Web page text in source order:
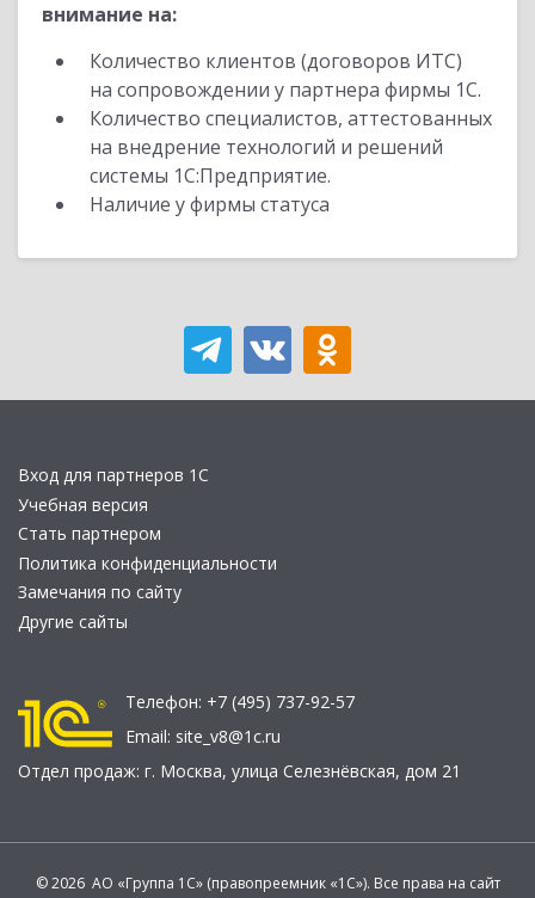
внимание на:
Количество клиентов (договоров ИТС)
на сопровождении у партнера фирмы 1С.
Количество специалистов, аттестованных
на внедрение технологий и решений
системы 1С:Предприятие.
Наличие у фирмы статуса
Вход для партнеров 1С
Учебная версия
Стать партнером
Политика конфиденциальности
Замечания по сайту
Другие сайты
Телефон: +7 (495) 737-92-57
Email: site_v8@1c.ru
Отдел продаж: г. Москва, улица Селезнёвская, дом 21
© 2026 АО «Группа 1С» (правопреемник «1С»). Все права на сайт